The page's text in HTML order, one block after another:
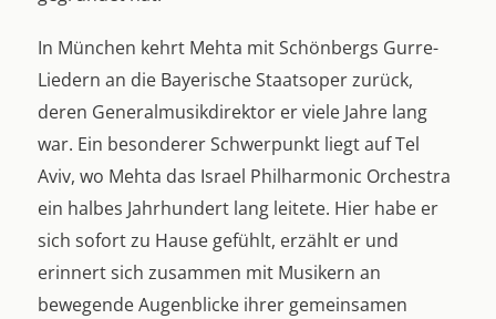
In München kehrt Mehta mit Schönbergs Gurre-
Liedern an die Bayerische Staatsoper zurück,
deren Generalmusikdirektor er viele Jahre lang
war. Ein besonderer Schwerpunkt liegt auf Tel
Aviv, wo Mehta das Israel Philharmonic Orchestra
ein halbes Jahrhundert lang leitete. Hier habe er
sich sofort zu Hause gefühlt, erzählt er und
erinnert sich zusammen mit Musikern an
bewegende Augenblicke ihrer gemeinsamen